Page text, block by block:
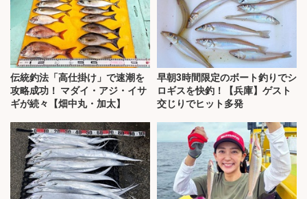
伝統釣法「高仕掛け」で速潮を
攻略成功！ マダイ・アジ・イサ
ギが続々【畑中丸・加太】
早朝3時間限定のボート釣りでシ
ロギスを快釣！【兵庫】ゲスト
交じりでヒット多発